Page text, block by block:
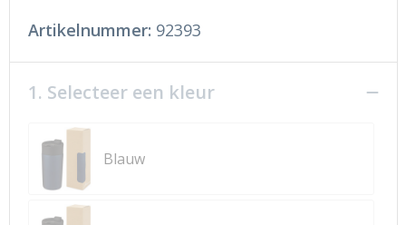
Artikelnummer: 92393
1. Selecteer een kleur
Blauw